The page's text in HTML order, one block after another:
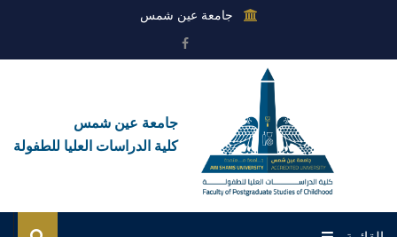
جامعة عين شمس
جامعة عين شمس
كلية الدراسات العليا للطفولة